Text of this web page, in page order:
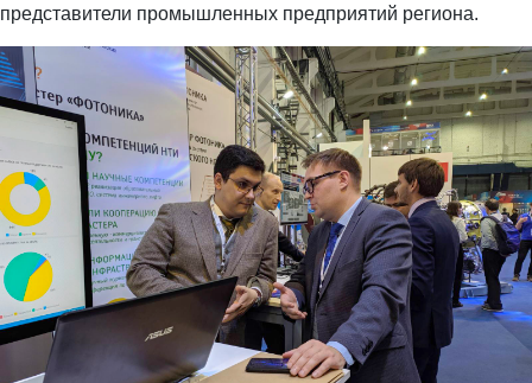
представители промышленных предприятий региона.